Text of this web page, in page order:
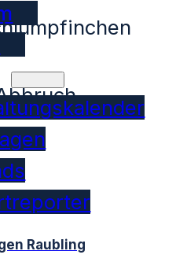
up
Raubling